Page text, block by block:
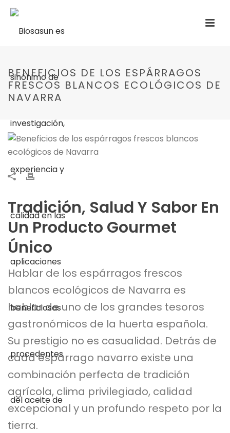
BENEFICIOS DE LOS ESPÁRRAGOS
FRESCOS BLANCOS ECOLÓGICOS DE
NAVARRA
Tradición, Salud Y Sabor En
Un Producto Gourmet
Único
Hablar de los espárragos frescos
blancos ecológicos de Navarra es
hablar de uno de los grandes tesoros
gastronómicos de la huerta española.
Su prestigio no es casualidad. Detrás de
cada espárrago navarro existe una
combinación perfecta de tradición
agrícola, clima privilegiado, calidad
excepcional y un profundo respeto por la
tierra.